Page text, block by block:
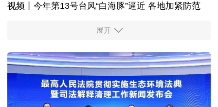
视频丨今年第13号台风“白海豚”逼近 各地加紧防范
柔性制造，高效匹配差异化需求
高温下用电负荷创新高 解码今夏的清凉底气
活力中国调研行丨弯道超车 如何“皖”美提速
展开